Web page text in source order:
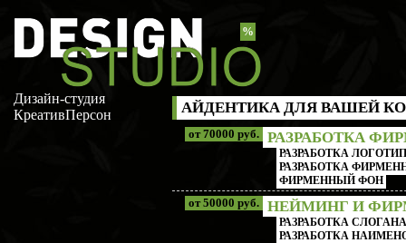
Дизайн-студия
КреативПерсон
%
АЙДЕНТИКА ДЛЯ ВАШЕЙ
РАЗРАБОТКА
РАЗРАБОТКА
РАЗРАБОТКА
ФИРМЕННЫЙ ФОН
от 70000 руб.
НЕЙМИНГ И
РАЗРАБОТКА
РАЗРАБОТКА
от 50000 руб.